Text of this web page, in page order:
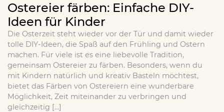
Ostereier färben: Einfache DIY-
Ideen für Kinder
Die Osterzeit steht wieder vor der Tür und damit wieder
tolle DIY-Ideen, die Spaß auf den Frühling und Ostern
machen. Für viele ist es eine liebevolle Tradition,
gemeinsam Ostereier zu färben. Besonders, wenn du
mit Kindern natürlich und kreativ Basteln möchtest,
bietet das Färben von Ostereiern eine wunderbare
Möglichkeit, Zeit miteinander zu verbringen und
gleichzeitig […]